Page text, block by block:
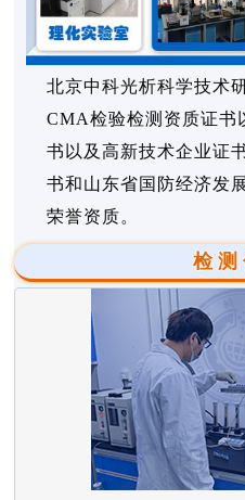
北京中科光析科学技术
CMA检验检测资质证书
书以及高新技术企业证
书和山东省国防经济发
荣誉资质。
检测